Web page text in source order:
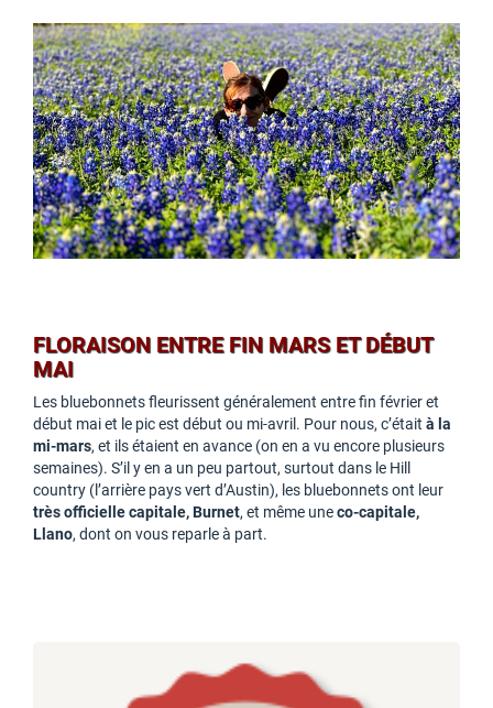
FLORAISON ENTRE FIN MARS ET DÉBUT
MAI
Les bluebonnets fleurissent généralement entre fin février et
début mai et le pic est début ou mi-avril. Pour nous, c’était à la
mi-mars, et ils étaient en avance (on en a vu encore plusieurs
semaines). S’il y en a un peu partout, surtout dans le Hill
country (l’arrière pays vert d’Austin), les bluebonnets ont leur
très officielle capitale, Burnet, et même uneco-capitale,
Llano, dont on vous reparle à part.